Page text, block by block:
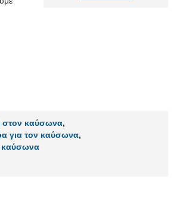
στον καύσωνα,
για τον καύσωνα,
καύσωνα